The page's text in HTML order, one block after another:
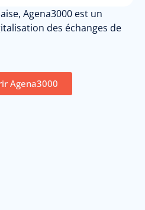
Agena3000 est un
des échanges de
Agena3000